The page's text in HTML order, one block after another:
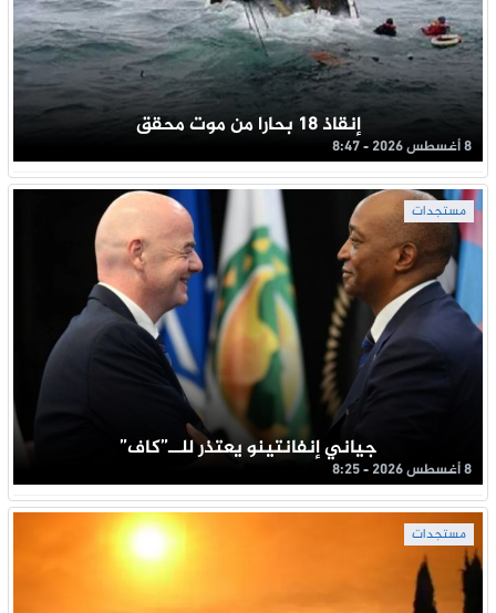
إنقاذ 18 بحارا من موت محقق
8 أغسطس 2026 - 8:47
مستجدات
جياني إنفانتينو يعتذر للــ”كاف”
8 أغسطس 2026 - 8:25
مستجدات